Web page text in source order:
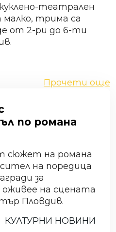
театрален
малко, трима са
от 2-ри до 6-ти
Прочети още
по романа
сюжет на романа
на поредица
за
на сцената
Пловдив.
КУЛТУРНИ НОВИНИ